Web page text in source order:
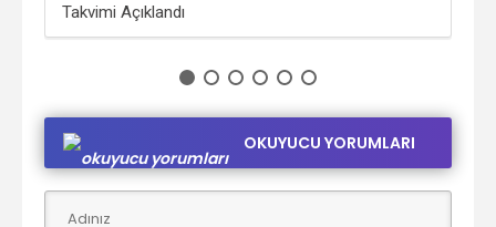
Takvimi Açıklandı
OKUYUCU YORUMLARI